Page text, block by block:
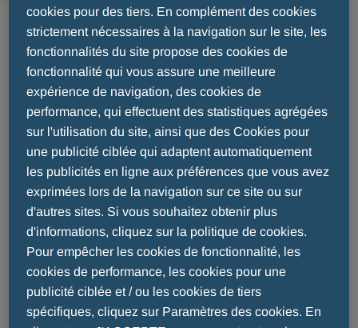
Dépression
La dépression est un trouble mental caractérisé
par un sentiment de tristesse et/ou une perte
d'intérêt ou de plaisir pour les activités
habituelles. Elle devient un trouble lorsqu'elle est
suffisamment intense pour perturber le
fonctionnement d'une personne.
La dépression peut être liée à des facteurs
biologiques, génétiques, psychologiques et
sociaux. Les événements de vie traumatisants,
les changements hormonaux ou l'hérédité
peuvent notamment contribuer au développement
de la maladie.
cookies pour des tiers. En complément des cookies
strictement nécessaires à la navigation sur le site, les
fonctionnalités du site propose des cookies de
fonctionnalité qui vous assure une meilleure
expérience de navigation, des cookies de
performance, qui effectuent des statistiques agrégées
sur l'utilisation du site, ainsi que des Cookies pour
une publicité ciblée qui adaptent automatiquement
les publicités en ligne aux préférences que vous avez
exprimées lors de la navigation sur ce site ou sur
d'autres sites. Si vous souhaitez obtenir plus
d'informations, cliquez sur la politique de cookies.
Pour empêcher les cookies de fonctionnalité, les
cookies de performance, les cookies pour une
publicité ciblée et / ou les cookies de tiers
spécifiques, cliquez sur Paramètres des cookies. En